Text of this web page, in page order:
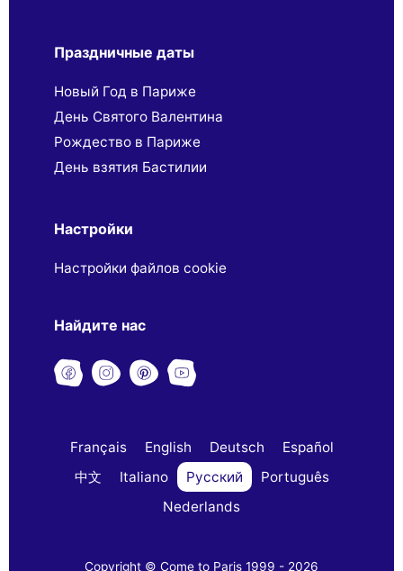
Праздничные даты
Новый Год в Париже
День Святого Валентина
Рождество в Париже
День взятия Бастилии
Настройки
Настройки файлов cookie
Найдите нас
Français English Deutsch
Español
中文
Italiano Русский
Português
Nederlands
Copyright © Come to Paris 1999 - 2026